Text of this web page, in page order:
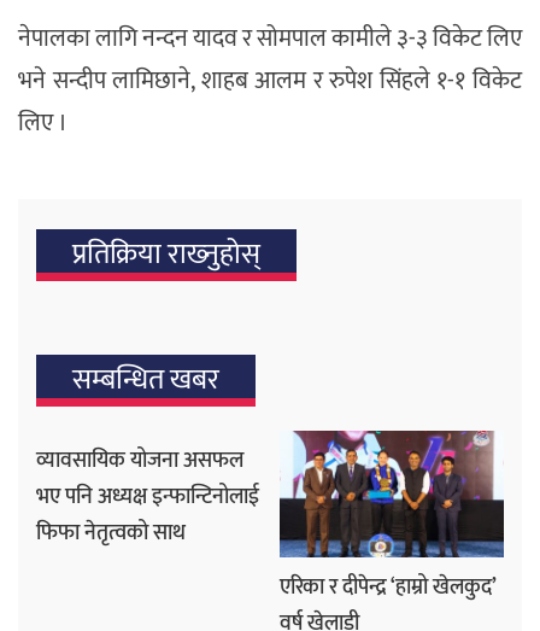
नेपालका लागि नन्दन यादव र सोमपाल कामीले ३-३ विकेट लिए
भने सन्दीप लामिछाने, शाहब आलम र रुपेश सिंहले १-१ विकेट
लिए ।
प्रतिक्रिया राख्‍नुहोस्
सम्बन्धित खबर
व्यावसायिक योजना असफल
भए पनि अध्यक्ष इन्फान्टिनोलाई
फिफा नेतृत्वको साथ
एरिका र दीपेन्द्र ‘हाम्रो खेलकुद’
वर्ष खेलाडी